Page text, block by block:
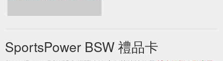
SportsPower BSW 禮品卡